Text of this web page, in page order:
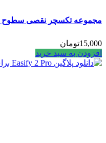
مجموعه تکسچر نقصی سطوح Imperfection Mega Pack
15,000تومان
افزودن به سبد خرید